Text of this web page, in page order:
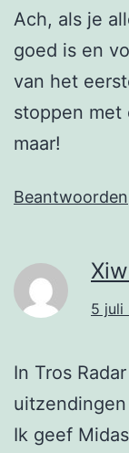
Ach, als je
goed is en
van het
stoppen met
maar!
Beantwoorden
5 juli
In Tros
Ik geef